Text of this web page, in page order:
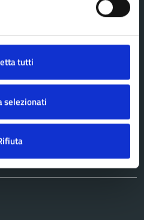
tutti
selezionati
Salute, benessere e
assistenza
Tributi, finanze e
contravvenzioni